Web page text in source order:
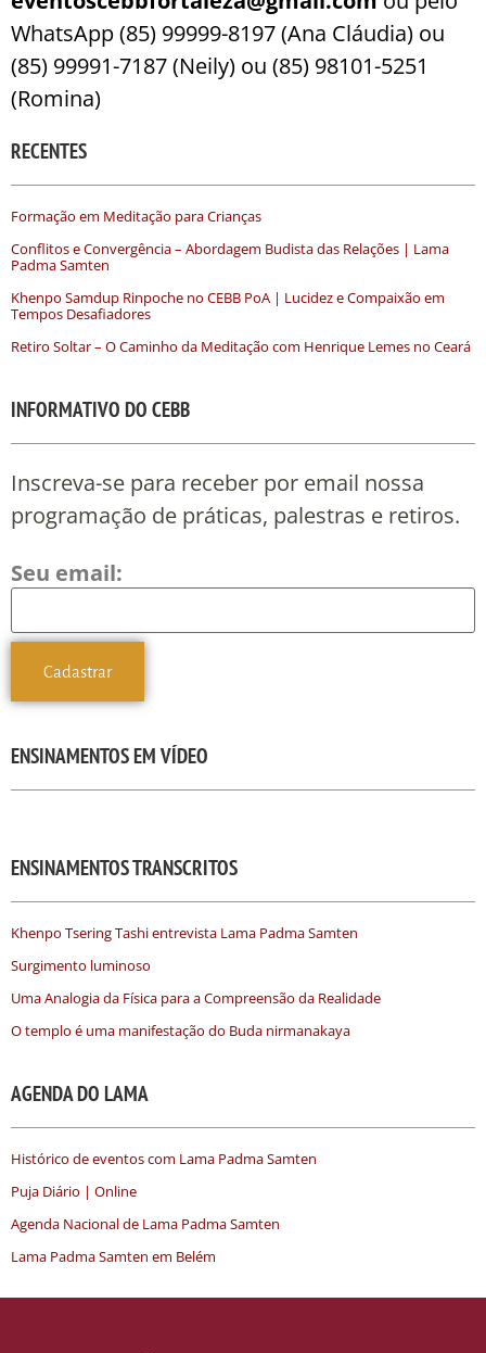
WhatsApp (85) 99999-8197 (Ana Cláudia) ou
(85) 99991-7187 (Neily) ou (85) 98101-5251
(Romina)
RECENTES
Formação em Meditação para Crianças
Conflitos e Convergência – Abordagem Budista das Relações | Lama
Padma Samten
Khenpo Samdup Rinpoche no CEBB PoA | Lucidez e Compaixão em
Tempos Desafiadores
Retiro Soltar – O Caminho da Meditação com Henrique Lemes no Ceará
INFORMATIVO DO CEBB
Inscreva-se para receber por email nossa
programação de práticas, palestras e retiros.
Seu email:
ENSINAMENTOS EM VÍDEO
ENSINAMENTOS TRANSCRITOS
Khenpo Tsering Tashi entrevista Lama Padma Samten
Surgimento luminoso
Uma Analogia da Física para a Compreensão da Realidade
O templo é uma manifestação do Buda nirmanakaya
AGENDA DO LAMA
Histórico de eventos com Lama Padma Samten
Puja Diário | Online
Agenda Nacional de Lama Padma Samten
Lama Padma Samten em Belém